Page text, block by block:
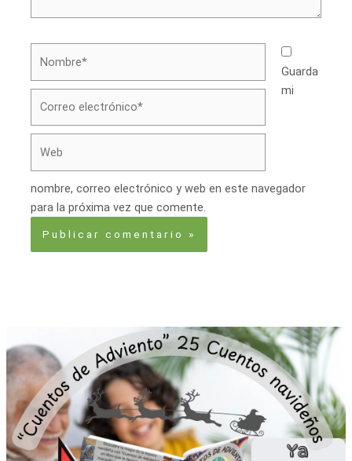
Guarda
mi
nombre, correo electrónico y web en este navegador
para la próxima vez que comente.